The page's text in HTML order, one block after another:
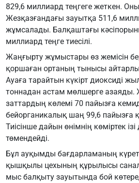
829,6 миллиард теңгеге жеткен.
Жезқазғандағы зауытқа 511,6
жұмсалады. Балқаштағы
миллиард теңге тиесілі.
Жаңғырту жұмыстары өз жемісін
қоршаған ортаның тынысы
Ауаға тарайтын күкірт диоксиді
тоннадан астам мөлшерге
заттардың көлемі 70 пайызға
бейорганикалық шаң 99,6 пайызға
Тиісінше дайын өнімнің көміртек
төмендейді.
Бұл ауқымды бағдарламаның
қышқылы цехының құрылысы
мыс балқыту зауытында бой